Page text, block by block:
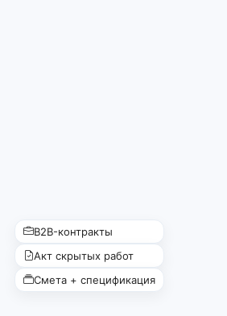
B2B-контракты
Акт скрытых работ
Смета + спецификация